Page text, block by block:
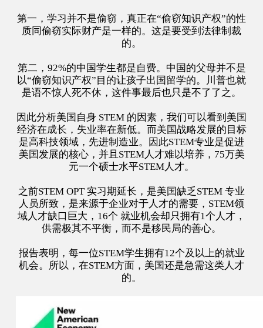
第一，学习并不是偷窃，真正在“偷窃知识产权”的性
质同偷窃实际财产是一样的。这是要受到法律制裁
的。
第二，92%的中国学生都是自费。中国的父母并不是
以“偷窃知识产权”目的让孩子出国留学的。川普也就
是语不惊人死不休，这件事最后也只是不了了之。
因此分析美国自身 STEM 的因素，我们可以看到美国
经济在成长，失业率在新低。而美国战略发展的目标
是高科技领域，先进制造业。因此STEM专业是促进
美国发展的核心，并且STEM人才难以培养，75万美
元一个硕士水平STEM人才。
之前STEM OPT 实习期延长，是美国缺乏STEM 专业
人员所致，是来源于企业对于人才的需要，STEM领
域人才缺口巨大，16个 就业机会却只拥有1个人才，
供需极其不平衡，而不是移民局的善心。
报告表明，每一位STEM学生拥有12个及以上的就业
机会。所以，在STEM方面，美国还是急需这类人才
的。